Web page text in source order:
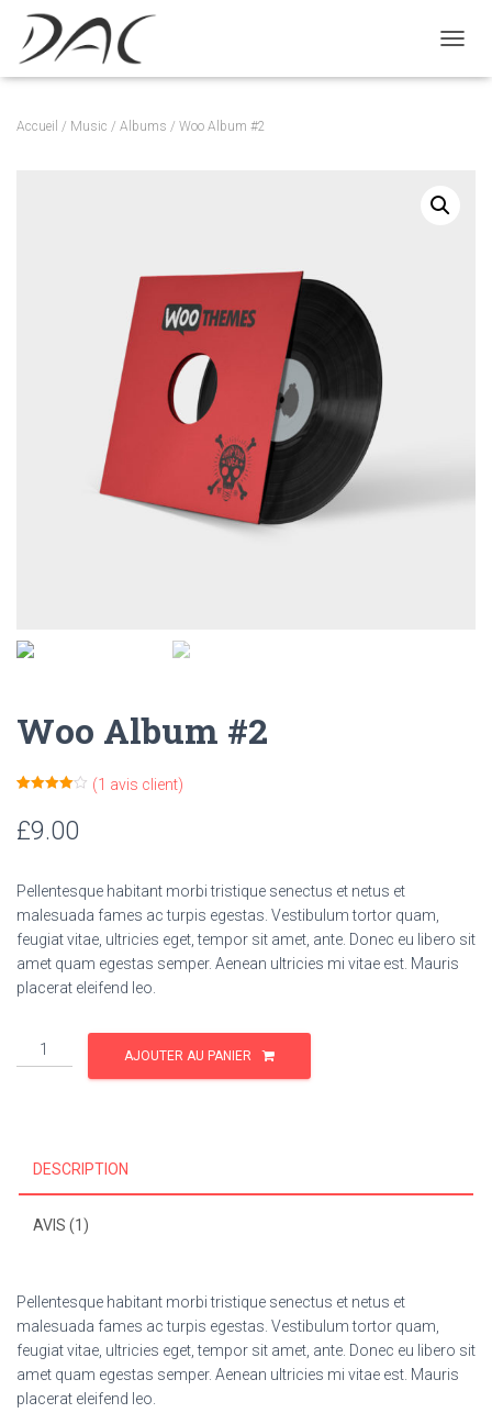
É
Accueil / Music / Albums / Woo Album #2
Woo Album #2
basé
sur
(1 avis client)
£9.00
Pellentesque habitant morbi tristique senectus et netus et
malesuada fames ac turpis egestas. Vestibulum tortor quam,
feugiat vitae, ultricies eget, tempor sit amet, ante. Donec eu libero sit
amet quam egestas semper. Aenean ultricies mi vitae est. Mauris
placerat eleifend leo.
quantité
de
AJOUTER AU PANIER
DESCRIPTION
AVIS (1)
Pellentesque habitant morbi tristique senectus et netus et
malesuada fames ac turpis egestas. Vestibulum tortor quam,
feugiat vitae, ultricies eget, tempor sit amet, ante. Donec eu libero sit
amet quam egestas semper. Aenean ultricies mi vitae est. Mauris
placerat eleifend leo.